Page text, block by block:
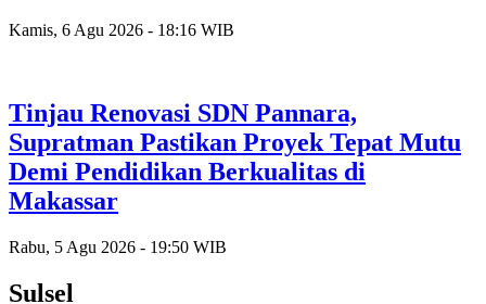
Kamis, 6 Agu 2026 - 18:16 WIB
Tinjau Renovasi SDN Pannara,
Supratman Pastikan Proyek Tepat Mutu
Demi Pendidikan Berkualitas di
Makassar
Rabu, 5 Agu 2026 - 19:50 WIB
Sulsel